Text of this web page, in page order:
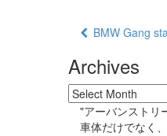
BMW Gang
Archives
"アーバンストリ
車体だけでなく